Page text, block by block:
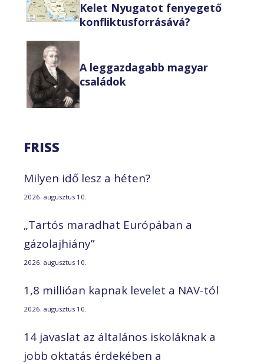
Kelet Nyugatot fenyegető
konfliktusforrásává?
A leggazdagabb magyar
családok
FRISS
Milyen idő lesz a héten?
2026. augusztus 10.
„Tartós maradhat Európában a
gázolajhiány”
2026. augusztus 10.
1,8 millióan kapnak levelet a NAV-tól
2026. augusztus 10.
14 javaslat az általános iskoláknak a
jobb oktatás érdekében a